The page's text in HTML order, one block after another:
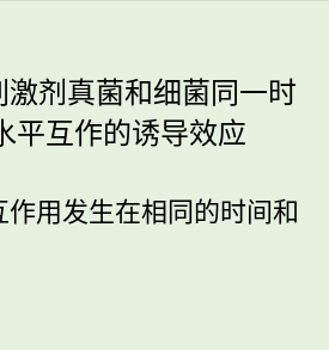
激剂真菌和细菌同一时
平互作的诱导效应
用发生在相同的时间和